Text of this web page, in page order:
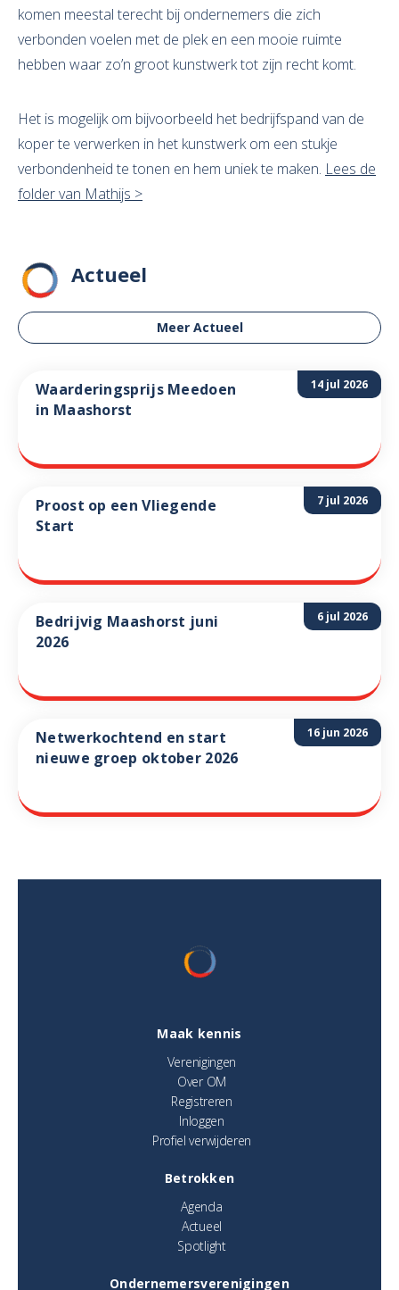
komen meestal terecht bij ondernemers die zich
verbonden voelen met de plek en een mooie ruimte
hebben waar zo’n groot kunstwerk tot zijn recht komt.
Het is mogelijk om bijvoorbeeld het bedrijfspand van de
koper te verwerken in het kunstwerk om een stukje
verbondenheid te tonen en hem uniek te maken. Lees de
folder van Mathijs >
Actueel
Meer Actueel
14 jul 2026
Waarderingsprijs Meedoen
in Maashorst
7 jul 2026
Proost op een Vliegende
Start
6 jul 2026
Bedrijvig Maashorst juni
2026
16 jun 2026
Netwerkochtend en start
nieuwe groep oktober 2026
Maak kennis
Verenigingen
Over OM
Registreren
Inloggen
Profiel verwijderen
Betrokken
Agenda
Actueel
Spotlight
Ondernemersverenigingen